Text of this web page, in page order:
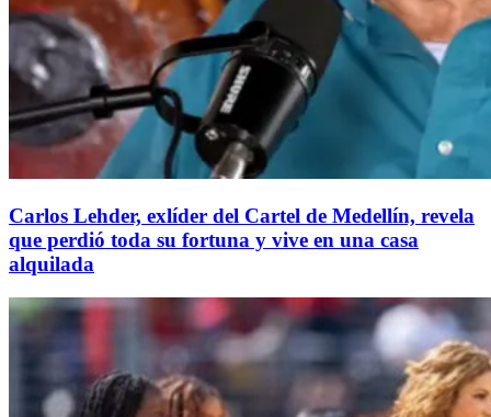
Carlos Lehder, exlíder del Cartel de Medellín, revela
que perdió toda su fortuna y vive en una casa
alquilada